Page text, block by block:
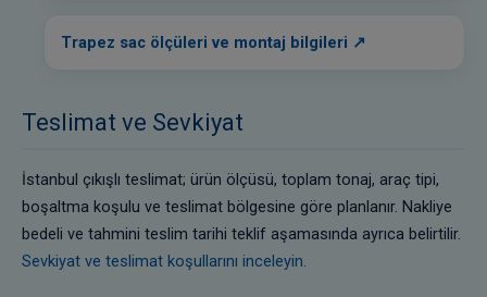
Trapez sac ölçüleri ve montaj bilgileri
Teslimat ve Sevkiyat
İstanbul çıkışlı teslimat; ürün ölçüsü, toplam tonaj, araç tipi,
boşaltma koşulu ve teslimat bölgesine göre planlanır. Nakliye
bedeli ve tahmini teslim tarihi teklif aşamasında ayrıca belirtilir.
Sevkiyat ve teslimat koşullarını inceleyin.